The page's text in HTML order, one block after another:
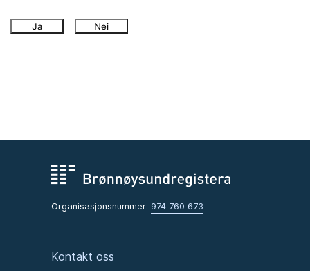
Ja Nei
Organisasjonsnummer: 974 760 673
Kontakt oss